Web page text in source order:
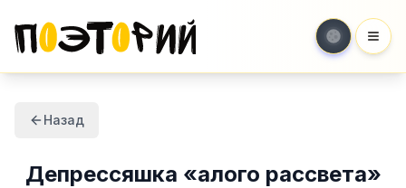
Назад
Депрессяшка «алого рассвета»